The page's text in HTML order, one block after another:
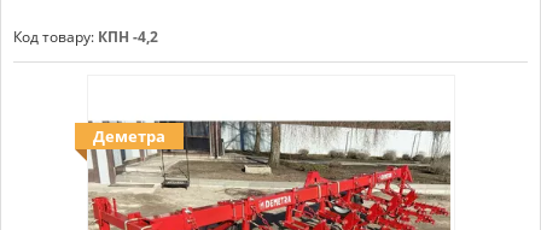
Код товару: КПН -4,2
Деметра